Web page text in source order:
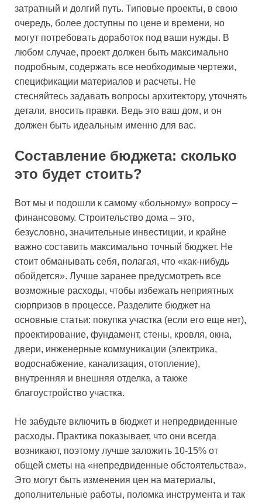
затратный и долгий путь. Типовые проекты, в свою
очередь, более доступны по цене и времени, но
могут потребовать доработок под ваши нужды. В
любом случае, проект должен быть максимально
подробным, содержать все необходимые чертежи,
спецификации материалов и расчеты. Не
стесняйтесь задавать вопросы архитектору, уточнять
детали, вносить правки. Ведь это ваш дом, и он
должен быть идеальным именно для вас.
Составление бюджета: сколько
это будет стоить?
Вот мы и подошли к самому «больному» вопросу –
финансовому. Строительство дома – это,
безусловно, значительные инвестиции, и крайне
важно составить максимально точный бюджет. Не
стоит обманывать себя, полагая, что «как-нибудь
обойдется». Лучше заранее предусмотреть все
возможные расходы, чтобы избежать неприятных
сюрпризов в процессе. Разделите бюджет на
основные статьи: покупка участка (если его еще нет),
проектирование, фундамент, стены, кровля, окна,
двери, инженерные коммуникации (электрика,
водоснабжение, канализация, отопление),
внутренняя и внешняя отделка, а также
благоустройство участка.
Не забудьте включить в бюджет и непредвиденные
расходы. Практика показывает, что они всегда
возникают, поэтому лучше заложить 10-15% от
общей сметы на «непредвиденные обстоятельства».
Это могут быть изменения цен на материалы,
дополнительные работы, поломка инструмента и так